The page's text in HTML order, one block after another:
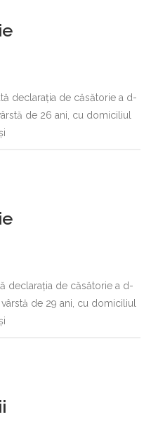
declaraţia de căsătorie a d-
de 26 ani, cu domiciliul
declaraţia de căsătorie a d-
de 29 ani, cu domiciliul